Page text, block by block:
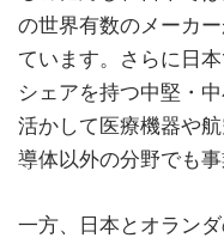
の世界有数のメーカ
ています。さらに日
シェアを持つ中堅・
活かして医療機器や
導体以外の分野でも
一方、日本とオラン